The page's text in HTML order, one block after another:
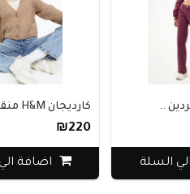
اضافة الي السلة